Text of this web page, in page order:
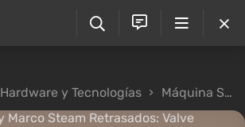
Hardware y Tecnologías Máquina Steam y Marco Steam Retrasados: Valve Enfrenta una Escasez de Memoria